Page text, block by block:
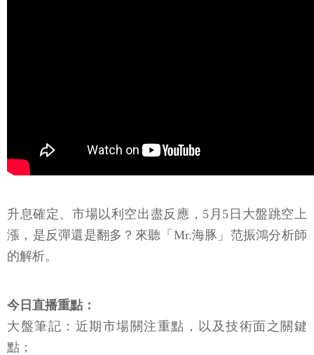
升息確定、市場以利空出盡反應，5月5日大盤跳空上
漲，是反彈還是翻多？來聽「Mr.海豚」范振鴻分析師
的解析。
今日直播重點：
大盤筆記：近期市場關注重點，以及技術面之關鍵
點；